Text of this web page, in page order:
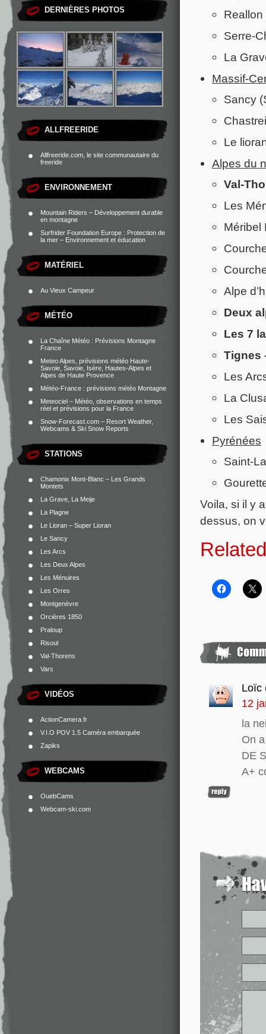
DERNIÈRES PHOTOS
ALLFREERIDE
Allfreeride.com, le site communautaire du
freeride
ENVIRONNEMENT
Mountain Riders – Développement durable
en montagne
Surfrider Foundation Europe : Protection de
la mer – Environnement et éducation
MATÉRIEL
Au Vieux Campeur
MÉTÉO
La Chaîne Météo : Prévisions Montagne
France
Meteo Alpes, prévisions météo Haute-
Savoie, Savoie, Isère, Hautes-Alpes et
Alpes de Haute Provence
Météo-France : prévisions météo Montagne
Meteociel – Météo, observations en temps
réel et prévisions pour la France
Snow-Forecast.com – Resort Weather,
Webcams & Ski Snow Reports
STATIONS
Chamonix Mont-Blanc – Les Grands
Montets
La Grave, La Meije
La Plagne
Le Lioran – Super Lioran
Le Sancy
Les Arcs
Les Deux Alpes
Les Ménuires
Les Orres
Montgenèvre
Orcières 1850
Praloup
Risoul
Val-Thorens
Vars
VIDÉOS
ActionCamera.fr
V.I.O POV 1.5 Caméra embarquée
Zapiks
WEBCAMS
OuebCams
Webcam-ski.com
Serre-
La
Massif-
Sancy
Le
Alpes du
Val-
Les
Méribel
Alpe
Deux
Les 7
Tignes
Les
La
Les
Pyrénées
Saint-
Voila, si il y
dessus, on
Loïc
12
la
On
DE
A+